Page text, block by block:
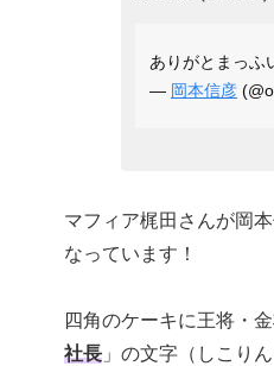
ありがとまっふ
— 岡本信彦
マフィア梶田さんが岡
なっています！
四角のケーキに王将・
社長 」の文字（しこり